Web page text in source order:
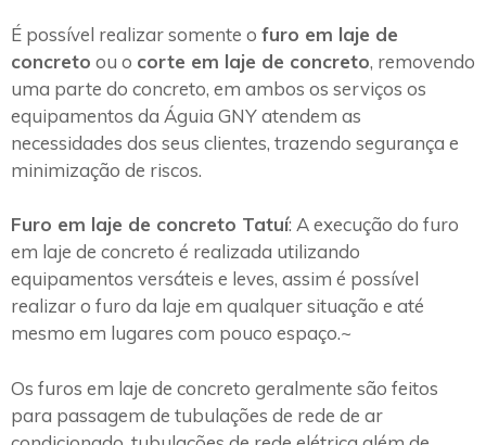
É possível realizar somente o furo em laje de
concreto ou o corte em laje de concreto, removendo
uma parte do concreto, em ambos os serviços os
equipamentos da Águia GNY atendem as
necessidades dos seus clientes, trazendo segurança e
minimização de riscos.
Furo em laje de concreto Tatuí: A execução do furo
em laje de concreto é realizada utilizando
equipamentos versáteis e leves, assim é possível
realizar o furo da laje em qualquer situação e até
mesmo em lugares com pouco espaço.~
Os furos em laje de concreto geralmente são feitos
para passagem de tubulações de rede de ar